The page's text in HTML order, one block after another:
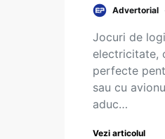
Advertorial
Jocuri de
electricitate,
perfecte
sau cu
aduc…
Vezi articolul